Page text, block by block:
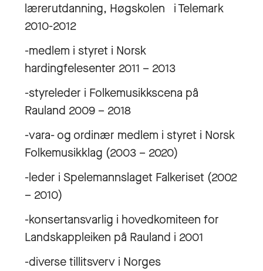
lærerutdanning, Høgskolen i Telemark
2010-2012
-medlem i styret i Norsk
hardingfelesenter 2011 – 2013
-styreleder i Folkemusikkscena på
Rauland 2009 – 2018
-vara- og ordinær medlem i styret i Norsk
Folkemusikklag (2003 – 2020)
-leder i Spelemannslaget Falkeriset (2002
– 2010)
-konsertansvarlig i hovedkomiteen for
Landskappleiken på Rauland i 2001
-diverse tillitsverv i Norges